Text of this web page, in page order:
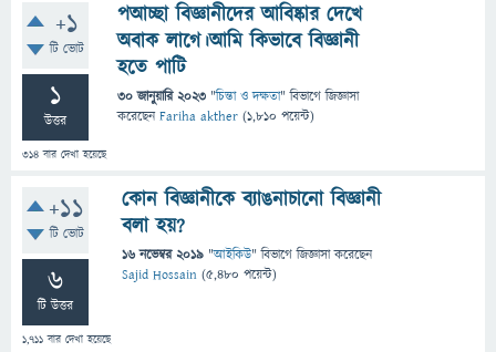
+1
টি ভোট
1
উত্তর
314 বার দেখা হয়েছে
পআচ্ছা বিজ্ঞানীদের আবিষ্কার দেখে
অবাক লাগে।আমি কিভাবে বিজ্ঞানী
হতে পাটি
30 জানুয়ারি 2023 "চিন্তা ও দক্ষতা" বিভাগে জিজ্ঞাসা
করেছেনFariha akther (1,810 পয়েন্ট)
+11
টি ভোট
6
টি উত্তর
1,711 বার দেখা হয়েছে
কোন বিজ্ঞানীকে ব্যাঙনাচানো বিজ্ঞানী
বলা হয়?
16 নভেম্বর 2019 "আইকিউ" বিভাগে জিজ্ঞাসাকরেছেন
Sajid Hossain (5,480 পয়েন্ট)